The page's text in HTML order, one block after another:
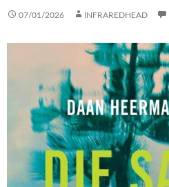
07/01/2026 INFRAREDHEAD